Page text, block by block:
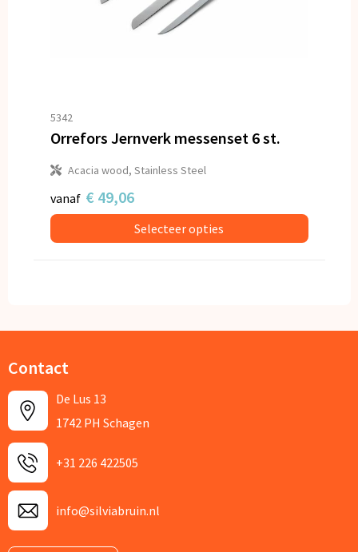
5342
Orrefors Jernverk messenset 6 st.
Acacia wood, Stainless Steel
vanaf € 49,06
Selecteer opties
Contact
De Lus 13
1742 PH Schagen
+31 226 422505
info@silviabruin.nl